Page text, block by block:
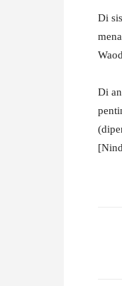
Di
Di